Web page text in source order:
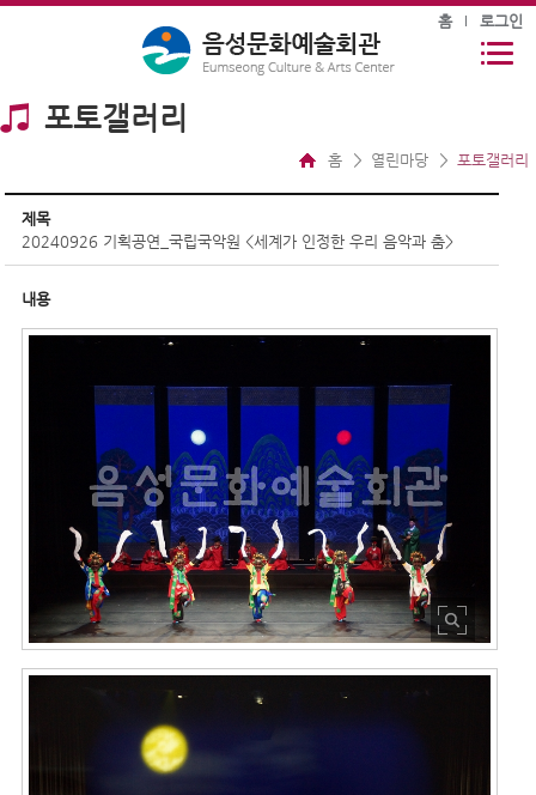
홈 로그인
포토갤러리
홈 열린마당 포토갤러리
제목
20240926 기획공연_국립국악원 <세계가 인정한 우리 음악과 춤>
내용